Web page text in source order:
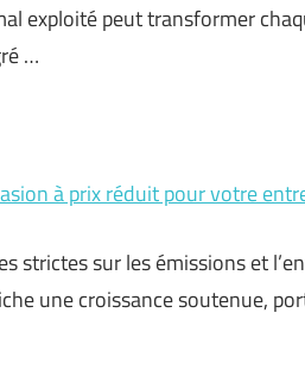
exploité peut transformer
…
à prix réduit pour votre
strictes sur les émissions et
une croissance soutenue,